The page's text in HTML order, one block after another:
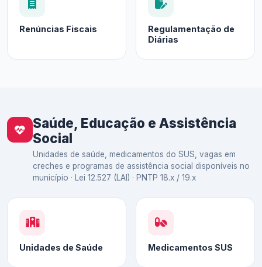
Renúncias Fiscais
Regulamentação de
Diárias
Saúde, Educação e Assistência
Social
Unidades de saúde, medicamentos do SUS, vagas em
creches e programas de assistência social disponíveis no
município · Lei 12.527 (LAI) · PNTP 18.x / 19.x
Unidades de Saúde Medicamentos SUS